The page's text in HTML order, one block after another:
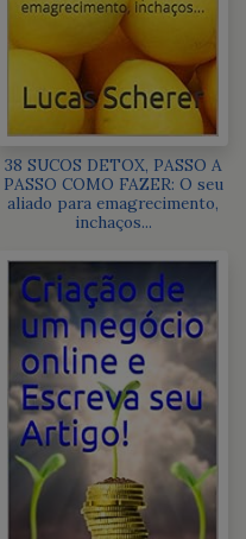
38 SUCOS DETOX, PASSO A
PASSO COMO FAZER: O seu
aliado para emagrecimento,
inchaços...